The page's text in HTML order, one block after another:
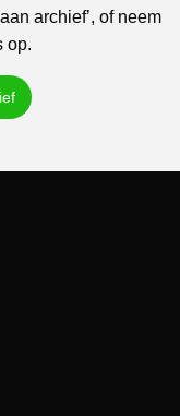
archief’, of neem
op.